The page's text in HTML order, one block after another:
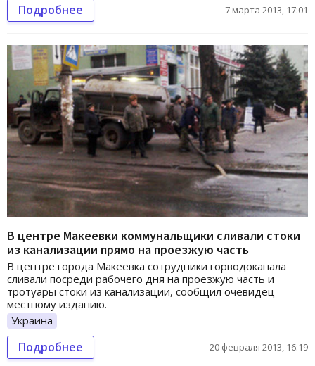
Подробнее 7 марта 2013, 17:01
В центре Макеевки коммунальщики сливали стоки
из канализации прямо на проезжую часть
В центре города Макеевка сотрудники горводоканала
сливали посреди рабочего дня на проезжую часть и
тротуары стоки из канализации, сообщил очевидец
местному изданию.
Украина
Подробнее 20 февраля 2013, 16:19